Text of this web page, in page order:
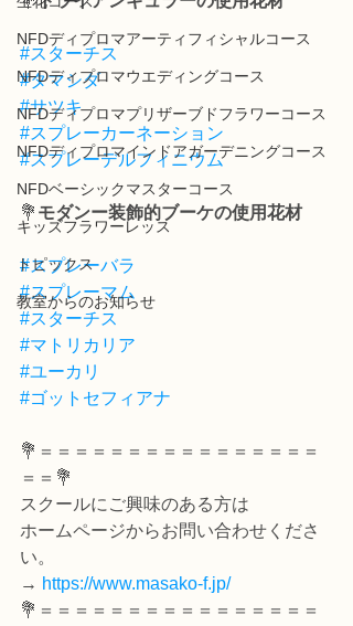
NFDディプロマアーティフィシャルコース
NFDディプロマウエディングコース
NFDディプロマプリザーブドフラワーコース
NFDディプロマインドアガーデニングコース
NFDベーシックマスターコース
キッズフラワーレッス
トピックス
教室からのお知らせ
#スターチス
#タマシダ
#サツキ
#スプレーカーネーション
#スプレーデルフィニウム
💐 モダンー装飾的ブーケの使用花材
#スプレーバラ
#スプレーマム
#スターチス
#マトリカリア
#ユーカリ
#ゴットセフィアナ
💐＝＝＝＝＝＝＝＝＝＝＝＝＝＝＝＝
＝＝💐
スクールにご興味のある方は
ホームページからお問い合わせくださ
い。
→ https://www.masako-f.jp/
💐＝＝＝＝＝＝＝＝＝＝＝＝＝＝＝＝